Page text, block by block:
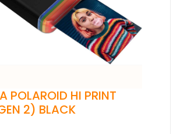
POLAROID HI PRINT
2) BLACK